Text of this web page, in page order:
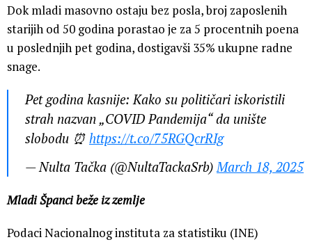
Dok mladi masovno ostaju bez posla, broj zaposlenih
starijih od 50 godina porastao je za 5 procentnih poena
u poslednjih pet godina, dostigavši 35% ukupne radne
snage.
Pet godina kasnije: Kako su političari iskoristili
strah nazvan „COVID Pandemija“ da unište
slobodu ⏰ https://t.co/75RGQcrRIg
— Nulta Tačka (@NultaTackaSrb) March 18, 2025
Mladi Španci beže iz zemlje
Podaci Nacionalnog instituta za statistiku (INE)